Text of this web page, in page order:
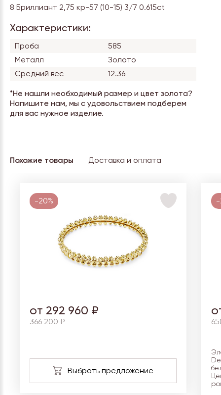
8 Бриллиант 2,75 кр-57 (10-15) 3/7 0.615ct
Характеристики:
Проба
585
Металл
Золото
Средний вес
12.36
*Не нашли необходимый размер и цвет золота?
Напишите нам, мы с удовольствием подберем
для вас нужное изделие.
Похожие товары Доставка и оплата
-20%
от 292 960 ₽
366 200 ₽
-